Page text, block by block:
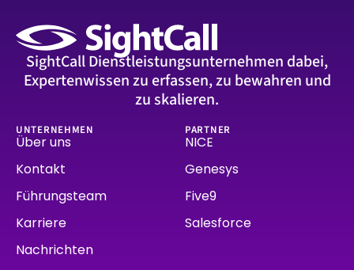
SightCall Dienstleistungsunternehmen dabei,
Expertenwissen zu erfassen, zu bewahren und
zu skalieren.
UNTERNEHMEN
Über uns
Kontakt
Führungsteam
Karriere
Nachrichten
PARTNER
NICE
Genesys
Five9
Salesforce